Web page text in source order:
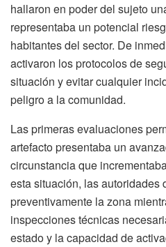
hallaron en poder del sujeto
representaba un potencial
habitantes del sector. De
activaron los protocolos de
situación y evitar cualquier
peligro a la comunidad.
Las primeras evaluaciones
artefacto presentaba un
circunstancia que
esta situación, las autoridades
preventivamente la zona
inspecciones técnicas
estado y la capacidad de